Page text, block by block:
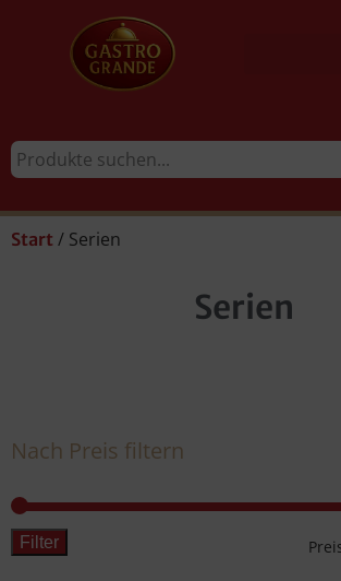
Start / Serien
Serien
Nach Preis filtern
Filter